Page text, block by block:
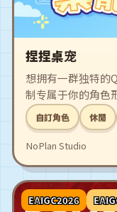
捏捏桌宠
想拥有一群独特的
制专属于你的角色
陪伴你度过单调的
自訂角色 休閒
NoPlan Studio
EAIGC2026